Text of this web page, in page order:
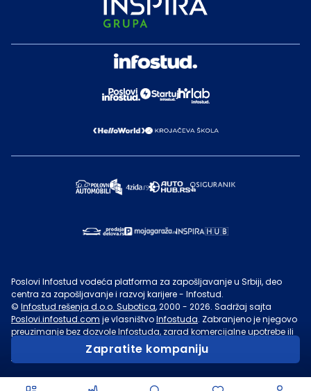
Zapratite kompaniju
Poslovi Infostud vodeća platforma za zapošljavanje u Srbiji, deo
centra za zapošljavanje i razvoj karijere - Infostud.
© Infostud rešenja d.o.o. Subotica, 2000 - 2026. Sadržaj sajta
Poslovi.infostud.com je vlasništvoInfostuda. Zabranjeno je njegovo
preuzimanje bez dozvoleInfostuda, zarad komercijalne upotrebe ili
u druge svrhe, osim za lične potrebe posetilaca sajta.